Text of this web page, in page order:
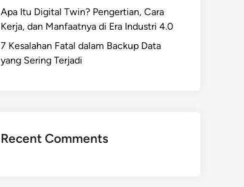
Apa Itu Digital Twin? Pengertian, Cara
Kerja, dan Manfaatnya di Era Industri 4.0
7 Kesalahan Fatal dalam Backup Data
yang Sering Terjadi
Recent Comments